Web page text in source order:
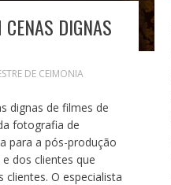
DIGNAS
DE CEIMONIA
dignas de filmes de
fotografia de
para a pós-produção
dos clientes que
O especialista